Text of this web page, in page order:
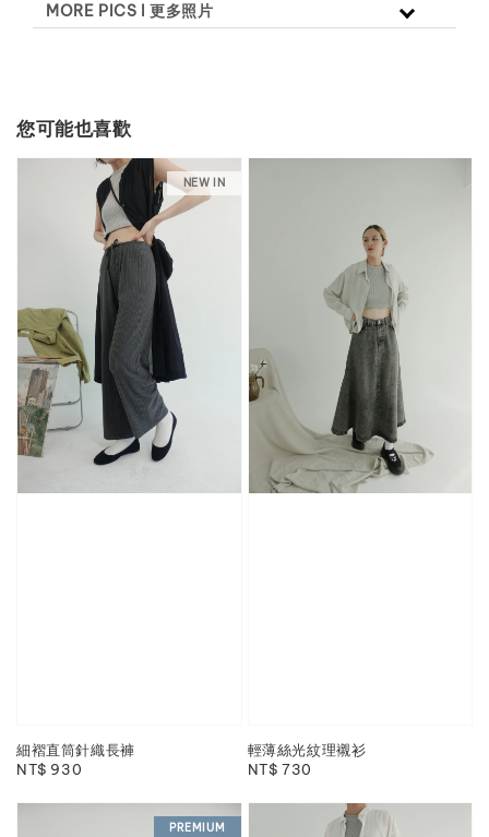
MORE PICS l 更多照片
您可能也喜歡
NEW IN
細褶直筒針織長褲
Regular
NT$ 930
輕薄絲光紋理襯衫
Regular
NT$ 730
PREMIUM